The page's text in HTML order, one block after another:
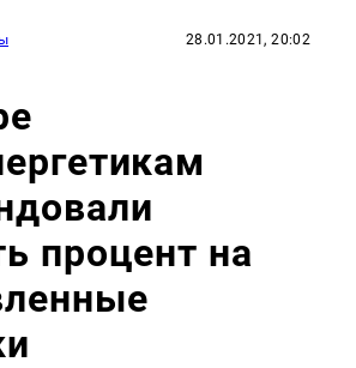
28.01.2021, 20:02
процент на